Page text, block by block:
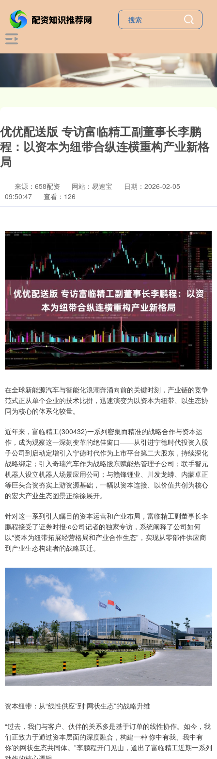
优优配送版 专访富临精工副董事长李鹏
程：以资本为纽带合纵连横重构产业新格
局
来源：658配资 网站：易速宝
日期：2026-02-05
09:50:47
查看：126
在全球新能源汽车与智能化浪潮奔涌向前的关键时刻，产业链的竞争
范式正从单个企业的技术比拼，迅速演变为以资本为纽带、以生态协
同为核心的体系化较量。
近年来，富临精工(300432)一系列密集而精准的战略合作与资本运
作，成为观察这一深刻变革的绝佳窗口——从引进宁德时代投资入股
子公司到启动定增引入宁德时代作为上市平台第二大股东，持续深化
战略绑定；引入奇瑞汽车作为战略股东赋能热管理子公司；联手智元
机器人设立机器人场景应用公司；与赣锋锂业、川发龙蟒、内蒙卓正
等巨头合资夯实上游资源基础，一幅以资本连接、以价值共创为核心
的宏大产业生态图景正徐徐展开。
针对这一系列引人瞩目的资本运营和产业布局，富临精工副董事长李
鹏程接受了证券时报·e公司记者的独家专访，系统阐释了公司如何
以“资本为纽带拓展经营格局和产业合作生态”，实现从零部件供应商
到产业生态构建者的战略跃迁。
资本纽带：从“线性供应”到“网状生态”的战略升维
“过去，我们与客户、伙伴的关系多是基于订单的线性协作。如今，我
们正致力于通过资本层面的深度融合，构建一种‘你中有我、我中有
你’的网状生态共同体。”李鹏程开门见山，道出了富临精工近期一系列